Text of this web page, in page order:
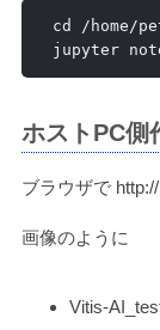
cd / home/
jupyter
ホストPC側
ブラウザで
画像のように
Vitis-